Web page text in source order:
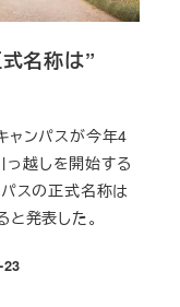
名称は”
ャンパスが今年4
っ越しを開始する
スの正式名称は
と発表した。